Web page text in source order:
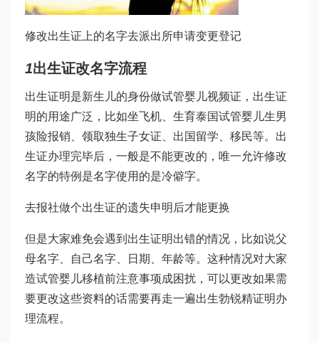
修改出生证上的名字去派出所申请变更登记
1出生证改名字流程
出生证明是新生儿的身份做试管婴儿视频证，出生证
明的用途广泛，比如坐飞机、生育泰国试管婴儿生男
孩险报销、领取独生子女证、出国留学、移民等。出
生证办理完毕后，一般是不能更改的，唯一允许修改
名字的特例是名字使用的是冷僻字。
去报社做个出生证的遗失申明后才能更换
但是大家难免会遇到出生证明出错的情况，比如说父
母名字、自己名字、日期、年龄等。这种情况对大家
造试管婴儿移植前注意事项成困扰，可以更改如果需
要更改这些资料的话需要再走一遍出生勃锐精证明办
理流程。